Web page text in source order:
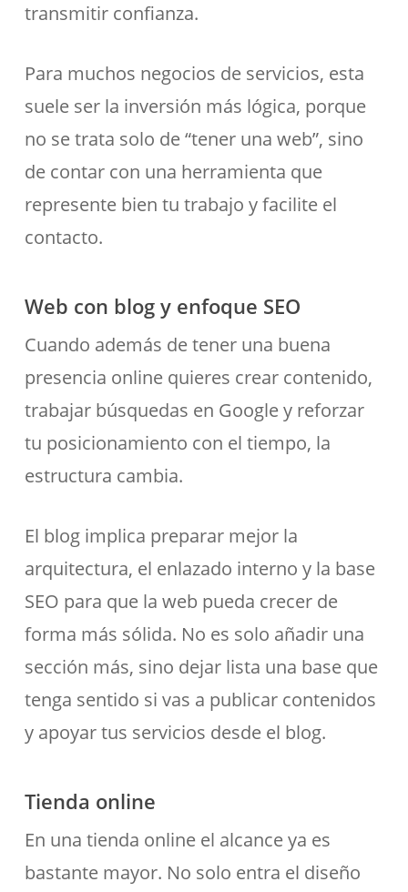
transmitir confianza.
Para muchos negocios de servicios, esta
suele ser la inversión más lógica, porque
no se trata solo de “tener una web”, sino
de contar con una herramienta que
represente bien tu trabajo y facilite el
contacto.
Web con blog y enfoque SEO
Cuando además de tener una buena
presencia online quieres crear contenido,
trabajar búsquedas en Google y reforzar
tu posicionamiento con el tiempo, la
estructura cambia.
El blog implica preparar mejor la
arquitectura, el enlazado interno y la base
SEO para que la web pueda crecer de
forma más sólida. No es solo añadir una
sección más, sino dejar lista una base que
tenga sentido si vas a publicar contenidos
y apoyar tus servicios desde el blog.
Tienda online
En una tienda online el alcance ya es
bastante mayor. No solo entra el diseño